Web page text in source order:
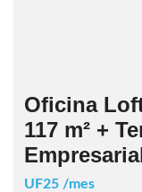
Oficina
117 m² +
UF25 /mes